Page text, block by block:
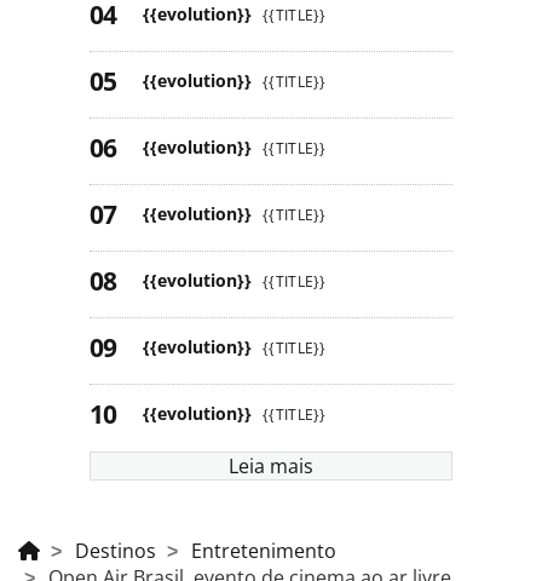
{{evolution}} {{TITLE}}
{{evolution}} {{TITLE}}
{{evolution}} {{TITLE}}
{{evolution}} {{TITLE}}
{{evolution}} {{TITLE}}
{{evolution}} {{TITLE}}
{{evolution}} {{TITLE}}
Leia mais
Destinos
Entretenimento